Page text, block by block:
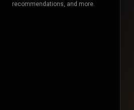
recommendations, and more.